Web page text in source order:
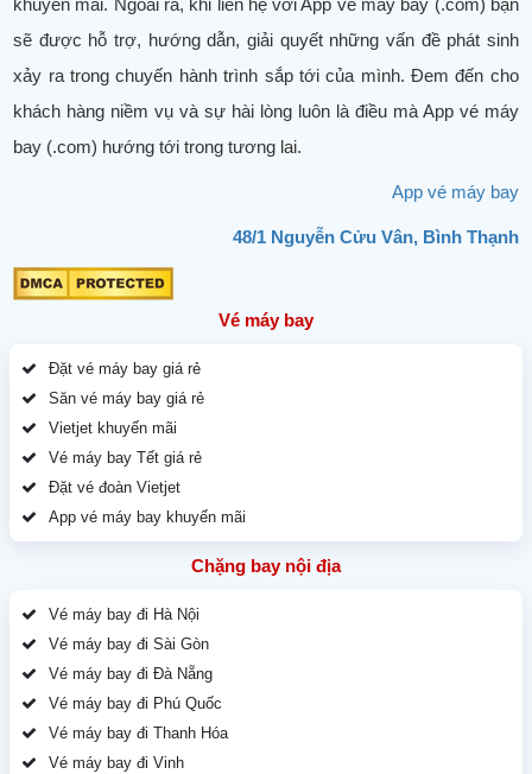
khuyến mãi. Ngoài ra, khi liên hệ với App vé máy bay (.com) bạn
sẽ được hỗ trợ, hướng dẫn, giải quyết những vấn đề phát sinh
xảy ra trong chuyến hành trình sắp tới của mình. Đem đến cho
khách hàng niềm vụ và sự hài lòng luôn là điều mà App vé máy
bay (.com) hướng tới trong tương lai.
App vé máy bay
48/1 Nguyễn Cửu Vân, Bình Thạnh
Vé máy bay
Đặt vé máy bay giá rẻ
Săn vé máy bay giá rẻ
Vietjet khuyến mãi
Vé máy bay Tết giá rẻ
Đặt vé đoàn Vietjet
App vé máy bay khuyến mãi
Chặng bay nội địa
Vé máy bay đi Hà Nội
Vé máy bay đi Sài Gòn
Vé máy bay đi Đà Nẵng
Vé máy bay đi Phú Quốc
Vé máy bay đi Thanh Hóa
Vé máy bay đi Vinh